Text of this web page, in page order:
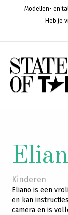
Modellen- en
Heb je
Kinderen
Eliano is een
en kan
camera en is